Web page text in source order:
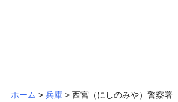
ホーム > 兵庫> 西宮（にしのみや）警察署